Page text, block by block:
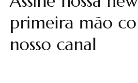
primeira mão
nosso canal